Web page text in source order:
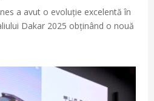
a avut o evoluție excelentă în
Dakar 2025 obținând o nouă